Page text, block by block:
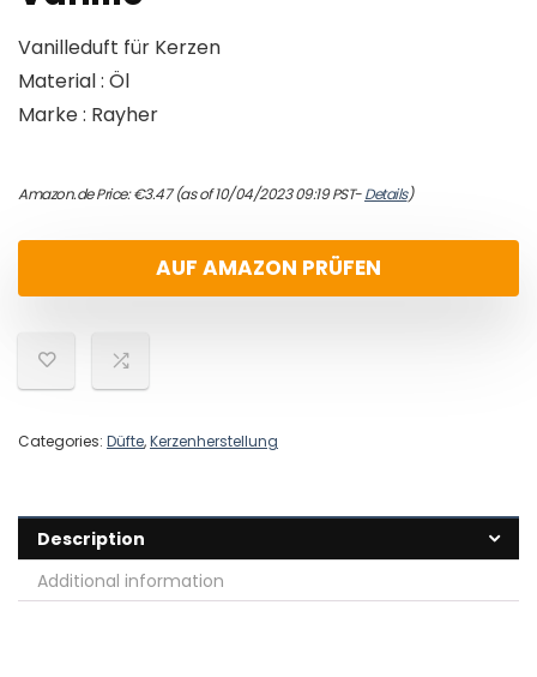
Vanilleduft für Kerzen
Material : Öl
Marke : Rayher
Amazon.de Price:€3.47(as of 10/04/2023 09:19 PST-Details)
AUF AMAZON PRÜFEN
Categories: Düfte,Kerzenherstellung
Description
Additional information